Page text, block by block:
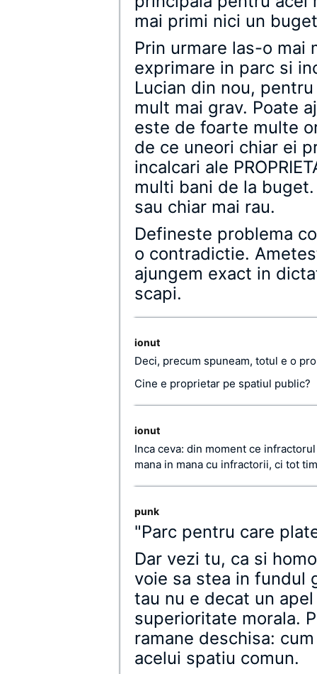
mai primi nici un
Prin urmare las-o mai
exprimare in parc si
Lucian din nou,
mult mai grav. Poate
este de foarte multe
de ce uneori chiar ei
incalcari ale
multi bani de la
sau chiar mai rau.
Defineste problema
o contradictie.
ajungem exact in
scapi.
ionut
Deci, precum spuneam, totul e o
Cine e proprietar pe spatiul public?
ionut
Inca ceva: din moment ce
mana in mana cu infractorii, ci tot
punk
"Parc pentru care
Dar vezi tu, ca si
voie sa stea in fundul
tau nu e decat un
superioritate morala.
ramane deschisa:
acelui spatiu comun.